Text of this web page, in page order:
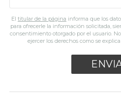
El titular de la página informa que los
para ofrecerle la información solicitada,
consentimiento otorgado por el usuario.
ejercer los derechos como se